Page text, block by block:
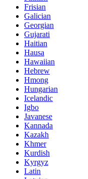
Frisian
Galician
Georgian
Gujarati
Haitian
Hausa
Hawaiian
Hebrew
Hmong
Hungarian
Icelandic
Igbo
Javanese
Kannada
Kazakh
Khmer
Kurdish
Kyrgyz
Latin